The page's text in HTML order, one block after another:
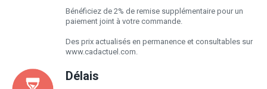
Bénéficiez de 2% de remise supplémentaire pour un
paiement joint à votre commande.
Des prix actualisés en permanence et consultables sur
www.cadactuel.com.
Délais